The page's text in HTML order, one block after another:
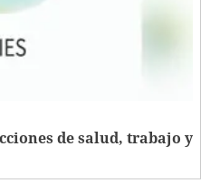
de salud, trabajo y